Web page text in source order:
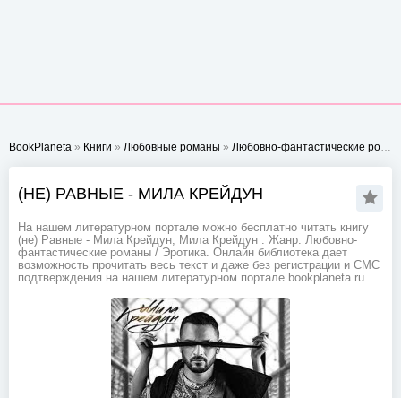
BookPlaneta » Книги » Любовные романы » Любовно-фантастические романы
(НЕ) РАВНЫЕ - МИЛА КРЕЙДУН
На нашем литературном портале можно бесплатно читать книгу
(не) Равные - Мила Крейдун, Мила Крейдун . Жанр: Любовно-
фантастические романы / Эротика. Онлайн библиотека дает
возможность прочитать весь текст и даже без регистрации и СМС
подтверждения на нашем литературном портале bookplaneta.ru.